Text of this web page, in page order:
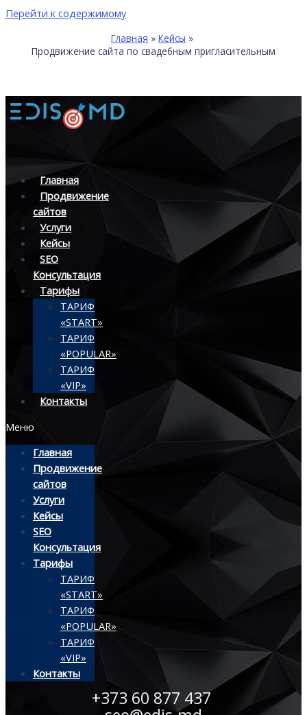
Перейти к содержимому
Главная
Кейсы
Продвижение сайта по свадебным пригласительным
Главная
Продвижение
сайтов
Услуги
Кейсы
SEO
Консультация
Тарифы
ТАРИФ
«START»
ТАРИФ
«POPULAR»
ТАРИФ
«VIP»
Контакты
Меню
Главная
Продвижение
сайтов
Услуги
Кейсы
SEO
Консультация
Тарифы
ТАРИФ
«START»
ТАРИФ
«POPULAR»
ТАРИФ
«VIP»
Контакты
+373 60 877 437